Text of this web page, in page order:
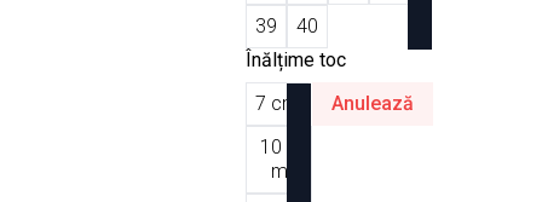
39
40
Înălțime toc
7 cm
10 c
m
Anulează